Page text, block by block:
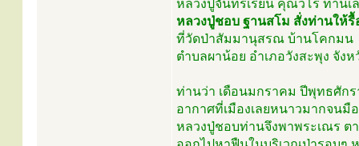
หลวงปู่จันทร์เรียน คุณวโร ท่านเล่
หลวงปู่ชอบ ฐานสโม สั่งท่านให้
ที่วัดป่าสัมมานุสรณ บ้านโคกมน
ตำบลผาน้อย อำเภอวังสะพุง จังห
ท่านว่า เดือนมกราคม ปีพุทธศัก
อากาศที่เมืองเลยหนาวมากจนมื
หลวงปู่ชอบท่านจึงพาพระเณร ต